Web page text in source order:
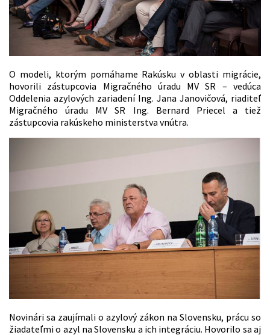
O modeli, ktorým pomáhame Rakúsku v oblasti migrácie,
hovorili zástupcovia Migračného úradu MV SR – vedúca
Oddelenia azylových zariadení Ing. Jana Janovičová, riaditeľ
Migračného úradu MV SR Ing. Bernard Priecel a tiež
zástupcovia rakúskeho ministerstva vnútra.
Novinári sa zaujímali o azylový zákon na Slovensku, prácu so
žiadateľmi o azyl na Slovensku a ich integráciu. Hovorilo sa aj